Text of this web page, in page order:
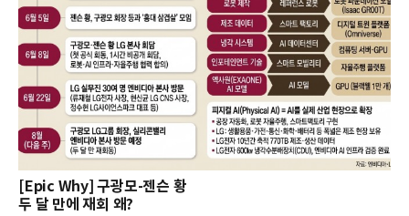
[Epic Why] 구광모-젠슨 황
두 달 만에 재회 왜?